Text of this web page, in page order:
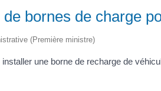
bornes de charge
(Première ministre)
une borne de recharge de